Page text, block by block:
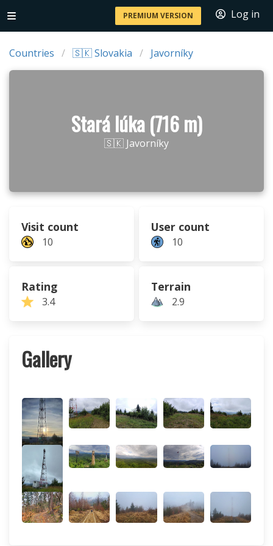
PREMIUM VERSION Log in
Countries 🇸🇰 Slovakia Javorníky
Stará lúka (716 m)
🇸🇰 Javorníky
Visit count
10
User count
10
Rating
3.4
Terrain
2.9
Gallery